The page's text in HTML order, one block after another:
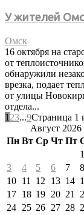
У жителей
Омск
16 октября на
от
обнаружили
врезка, подает
от улицы
отдела...
1 23...9Страница 1
Август 2026
Пн Вт Ср Чт Пт
1
3
4 5 6 7 8
10 11 12 13 14
17 18 19 20 21
24 25 26 27 28